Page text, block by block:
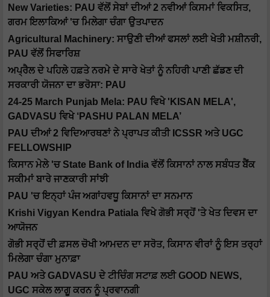
New Varieties: PAU ਵੱਲੋਂ ਸੇਬਾਂ ਦੀਆਂ 2 ਨਵੀਆਂ ਕਿਸਮਾਂ ਵਿਕਸਿਤ,
ਗਰਮ ਇਲਾਕਿਆਂ 'ਚ ਮਿਲੇਗਾ ਚੰਗਾ ਉਤਪਾਦਨ
Agricultural Machinery: ਸਾਉਣੀ ਦੀਆਂ ਫਸਲਾਂ ਲਈ ਖੇਤੀ ਮਸ਼ੀਨਰੀ,
PAU ਵੱਲੋਂ ਸਿਫਾਰਿਸ਼
ਅਪ੍ਰੈਲ ਦੇ ਪਹਿਲੇ ਹਫ਼ਤੇ ਨਰਮੇ ਦੇ ਸਾਰੇ ਖੇਤਾਂ ਨੂੰ ਨਹਿਰੀ ਪਾਣੀ ਛੱਡਣ ਦੀ
ਸਰਕਾਰੀ ਯੋਜਨਾ ਦਾ ਭਰੋਸਾ: PAU
24-25 March Punjab Mela: PAU ਵਿਖੇ 'KISAN MELA',
GADVASU ਵਿਖੇ ‘PASHU PALAN MELA’
PAU ਦੀਆਂ 2 ਵਿਦਿਆਰਥਣਾਂ ਨੇ ਪ੍ਰਾਪਤ ਕੀਤੀ ICSSR ਅਤੇ UGC
FELLOWSHIP
ਕਿਸਾਨ ਮੇਲੇ 'ਚ State Bank of India ਵੱਲੋਂ ਕਿਸਾਨਾਂ ਨਾਲ ਸਬੰਧਤ ਬੈਂਕ
ਸਕੀਮਾਂ ਬਾਰੇ ਜਾਣਕਾਰੀ ਸਾਂਝੀ
PAU 'ਚ ਇਨ੍ਹਾਂ ਪੰਜ ਅਗਾਂਹਵਧੂ ਕਿਸਾਨਾਂ ਦਾ ਸਨਮਾਨ
Krishi Vigyan Kendra Patiala ਵਿਖੇ ਗੋਭੀ ਸਰ੍ਹੋਂ 'ਤੇ ਖੇਤ ਦਿਵਸ ਦਾ
ਆਯੋਜਨ
ਗੋਭੀ ਸਰ੍ਹੋਂ ਦੀ ਫ਼ਸਲ ਚੋਖੀ ਆਮਦਨ ਦਾ ਸਰੋਤ, ਕਿਸਾਨ ਵੀਰਾਂ ਨੂੰ ਇਸ ਤਰ੍ਹਾਂ
ਮਿਲੇਗਾ ਚੰਗਾ ਮੁਨਾਫ਼ਾ
PAU ਅਤੇ GADVASU ਦੇ ਟੀਚਿੰਗ ਸਟਾਫ਼ ਲਈ GOOD NEWS,
UGC ਸਕੇਲ ਲਾਗੂ ਕਰਨ ਨੂੰ ਪ੍ਰਵਾਨਗੀ